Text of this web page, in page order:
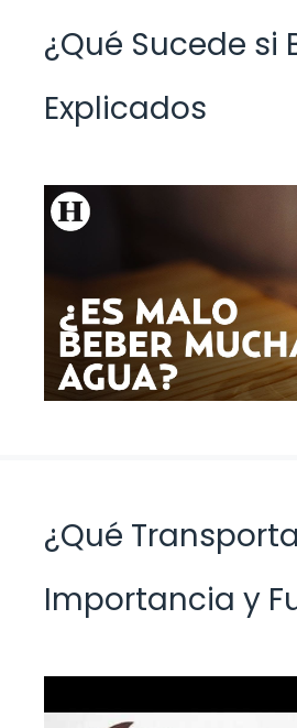
¿Qué Sucede si
Explicados
¿Qué
Importancia y